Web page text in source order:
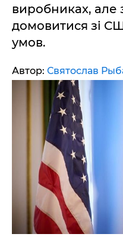
виробниках, але
домовитися зі
умов.
Автор: Святослав